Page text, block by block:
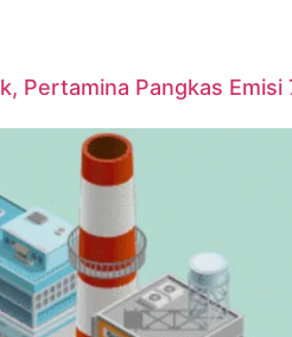
Pertamina Pangkas